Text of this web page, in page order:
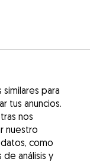
para
tus anuncios.
nos
nuestro
como
análisis y